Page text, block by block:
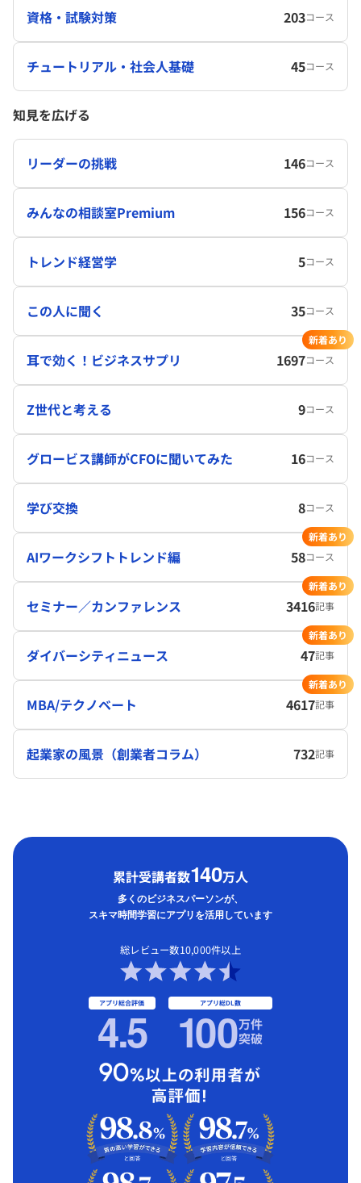
資格・試験対策 203コース
チュートリアル・社会人基礎 45コース
知見を広げる
リーダーの挑戦 146コース
みんなの相談室Premium 156コース
トレンド経営学 5コース
この人に聞く 35コース
耳で効く！ビジネスサプリ 1697コース
新着あり
Z世代と考える 9コース
グロービス講師がCFOに聞いてみた 16コース
学び交換 8コース
AIワークシフトトレンド編 58コース
新着あり
セミナー／カンファレンス 3416記事
新着あり
ダイバーシティニュース 47記事
新着あり
MBA/テクノベート 4617記事
新着あり
起業家の風景（創業者コラム） 732記事
累計受講者数140万人
多くのビジネスパーソンが、
スキマ時間学習にアプリを活用しています
総レビュー数10,000件以上
アプリ総合評価
4.5 アプリ総DL数
100万件
突破